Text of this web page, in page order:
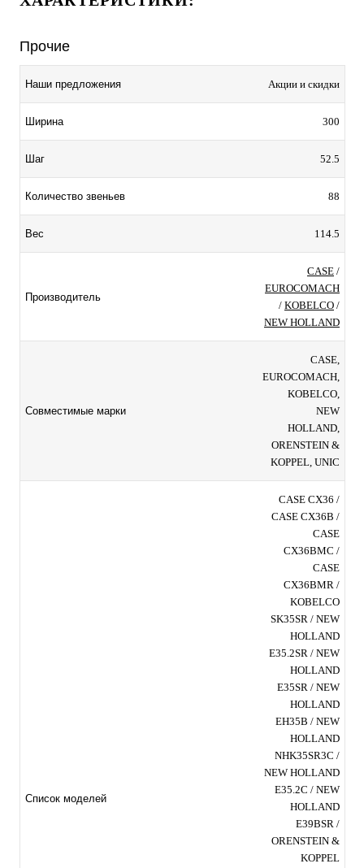
Прочие
Наши предложения Акции и скидки
Ширина 300
Шаг 52.5
Количество звеньев 88
Вес 114.5
Производитель
CASE /
EUROCOMACH
/ KOBELCO /
NEW HOLLAND
Совместимые марки
CASE,
EUROCOMACH,
KOBELCO,
NEW
HOLLAND,
ORENSTEIN &
KOPPEL, UNIC
Список моделей
CASE CX36 /
CASE CX36B /
CASE
CX36BMC /
CASE
CX36BMR /
KOBELCO
SK35SR / NEW
HOLLAND
E35.2SR / NEW
HOLLAND
E35SR / NEW
HOLLAND
EH35B / NEW
HOLLAND
NHK35SR3C /
NEW HOLLAND
E35.2C / NEW
HOLLAND
E39BSR /
ORENSTEIN &
KOPPEL